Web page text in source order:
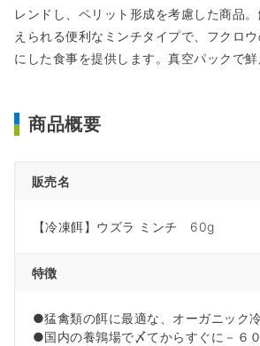
レンドし、ペリット形成を考慮した商品
えられる便利なミンチタイプで、フクロ
にした食事を提供します。真空パックで鮮
商品概要
販売名
【冷凍餌】ウズラ ミンチ 60g
特徴
●猛禽類の餌に最適な、オーガニック
●国内の養鶉場で〆てからすぐに－６